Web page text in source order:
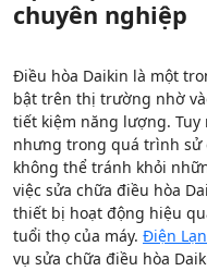
chuyên nghiệp
Điều hòa Daikin là một
bật trên thị trường nhờ
tiết kiệm năng lượng. Tuy
nhưng trong quá trình sử
không thể tránh khỏi
việc sửa chữa điều hòa
thiết bị hoạt động hiệu
tuổi thọ của máy. Điện
vụ sửa chữa điều hòa